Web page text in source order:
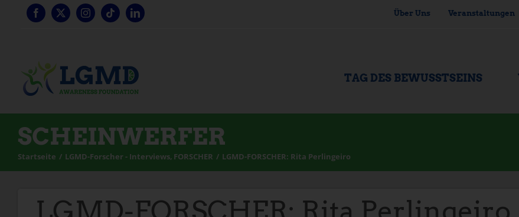
Über Uns Veranstaltungen
TAG DES BEWUSSTSEINS
SCHEINWERFER
Startseite LGMD-Forscher - Interviews FORSCHER LGMD-FORSCHER: Rita Perlingeiro